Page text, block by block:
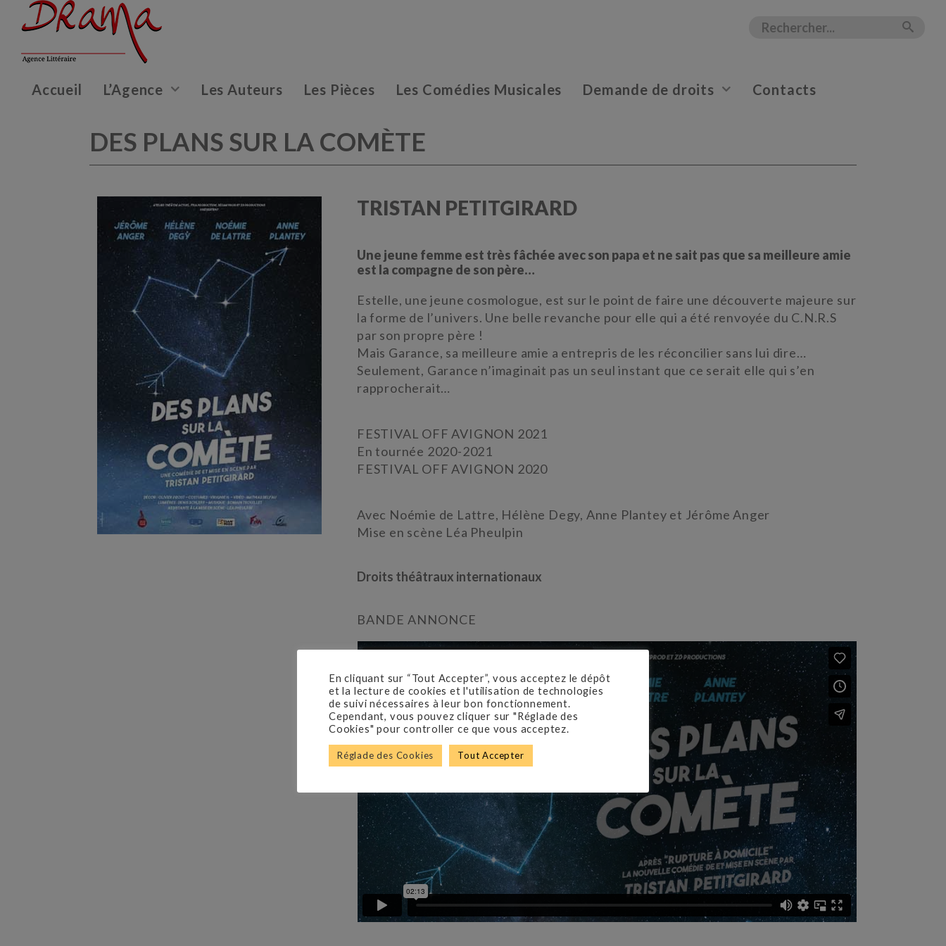
Accueil L’Agence Les Auteurs Les Pièces Les Comédies Musicales Demande de droits Contacts
DES PLANS SUR LA COMÈTE
TRISTAN PETITGIRARD
Une jeune femme est très fâchée avec son papa et ne sait pas que sa meilleure amie
est la compagne de son père…
Estelle, une jeune cosmologue, est sur le point de faire une découverte majeure sur
la forme de l’univers. Une belle revanche pour elle qui a été renvoyée du C.N.R.S
par son propre père !
Mais Garance, sa meilleure amie a entrepris de les réconcilier sans lui dire…
Seulement, Garance n’imaginait pas un seul instant que ce serait elle qui s’en
rapprocherait…
FESTIVAL OFF AVIGNON 2021
En tournée 2020-2021
FESTIVAL OFF AVIGNON 2020
Avec Noémie de Lattre, Hélène Degy, Anne Plantey et Jérôme Anger
Mise en scène Léa Pheulpin
Droits théâtraux internationaux
BANDE ANNONCE
En cliquant sur “Tout Accepter”, vous acceptez le dépôt
et la lecture de cookies et l'utilisation de technologies
de suivi nécessaires à leur bon fonctionnement.
Cependant, vous pouvez cliquer sur "Réglade des
Cookies" pour controller ce que vous acceptez.
Réglade des Cookies Tout Accepter